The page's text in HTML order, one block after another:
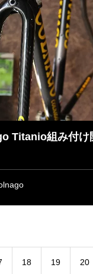
Titanio組み付け
18 19 20